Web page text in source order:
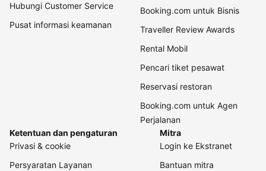
Hubungi Customer Service
Pusat informasi keamanan
Booking.com untuk Bisnis
Traveller Review Awards
Rental Mobil
Pencari tiket pesawat
Reservasi restoran
Booking.com untuk Agen
Perjalanan
Ketentuan dan pengaturan
Privasi & cookie
Persyaratan Layanan
Mitra
Login ke Ekstranet
Bantuan mitra